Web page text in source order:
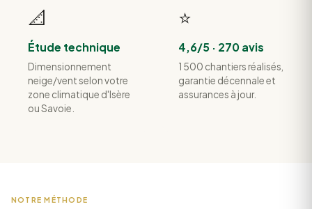
📐
Étude technique
Dimensionnement
neige/vent selon votre
zone climatique d'Isère
ou Savoie.
⭐
4,6/5 · 270 avis
1 500 chantiers réalisés,
garantie décennale et
assurances à jour.
NOTRE MÉTHODE